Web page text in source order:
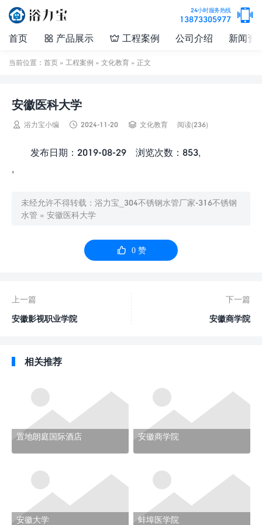
24小时服务热线
13873305977 
首页  产品展示  工程案例 公司介绍 新闻资
当前位置： 首页 » 工程案例 » 文化教育 » 正文
安徽医科大学
 浴力宝小编  2024-11-20  文化教育 阅读(236)
发布日期：2019-08-29 浏览次数：853,
,
未经允许不得转载： 浴力宝_304不锈钢水管厂家-316不锈钢
水管 » 安徽医科大学
 0赞
上一篇
安徽影视职业学院
下一篇
安徽商学院
相关推荐
置地朗庭国际酒店 安徽商学院
安徽大学 蚌埠医学院